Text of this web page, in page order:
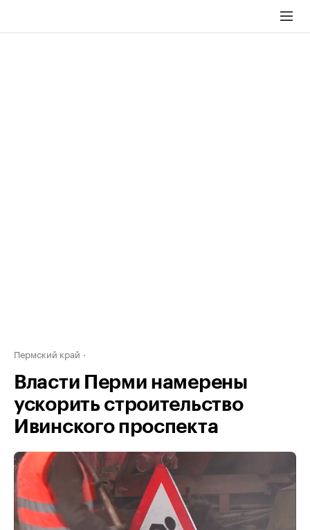
Пермский край
Власти Перми намерены
ускорить строительство
Ивинского проспекта